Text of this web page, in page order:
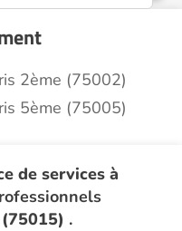
2ème (75002)
5ème (75005)
de services à
.